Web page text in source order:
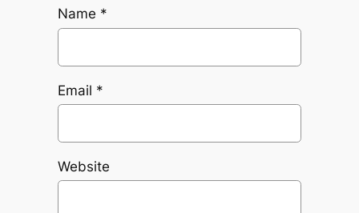
Name *
Email *
Website